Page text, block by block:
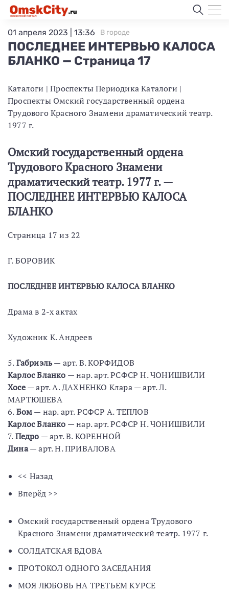
ПОСЛЕДНЕЕ ИНТЕРВЬЮ КАЛОСА
БЛАНКО — Страница 17
01 апреля 2023 | 13:36 В городе
Каталоги | Проспекты Периодика Каталоги |
Проспекты Омский государственный ордена
Трудового Красного Знамени драматический театр.
1977 г.
Омский государственный ордена
Трудового Красного Знамени
драматический театр. 1977 г. —
ПОСЛЕДНЕЕ ИНТЕРВЬЮ КАЛОСА
БЛАНКО
Страница 17 из 22
Г. БОРОВИК
ПОСЛЕДНЕЕ ИНТЕРВЬЮ КАЛОСА БЛАНКО
Драма в 2-х актах
Художник К. Андреев
5.Габриэль— арт. В. КОРФИДОВ
Карлос Бланко — нар. арт. РСФСР Н. ЧОНИШВИЛИ
Хосе— арт. А. ДАХНЕНКО Клара — арт. Л.
МАРТЮШЕВА
6.Бом— нар. арт. РСФСР А. ТЕПЛОВ
Карлос Бланко — нар. арт. РСФСР Н. ЧОНИШВИЛИ
7.Педро — арт. В. КОРЕННОЙ
Дина— apт. Н. ПРИВАЛОВА
<< Назад
Вперёд >>
Омский государственный ордена Трудового
Красного Знамени драматический театр. 1977 г.
СОЛДАТСКАЯ ВДОВА
ПРОТОКОЛ ОДНОГО ЗАСЕДАНИЯ
МОЯ ЛЮБОВЬ НА ТРЕТЬЕМ КУРСЕ